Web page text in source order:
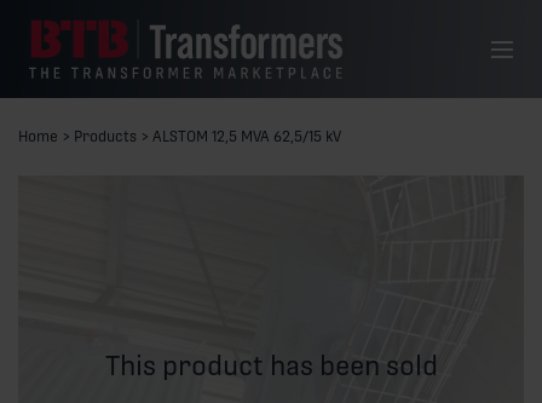
Menu
Home > Products > ALSTOM 12,5 MVA 62,5/15 kV
This product has been sold